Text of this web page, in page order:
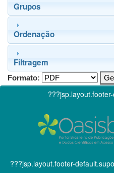
Grupos
Ordenação
Filtragem
Formato:
???jsp.layout.footer-